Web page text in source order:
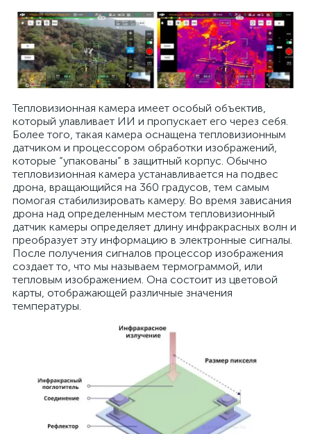
Тепловизионная камера имеет особый объектив,
который улавливает ИИ и пропускает его через себя.
Более того, такая камера оснащена тепловизионным
датчиком и процессором обработки изображений,
которые “упакованы” в защитный корпус. Обычно
тепловизионная камера устанавливается на подвес
дрона, вращающийся на 360 градусов, тем самым
помогая стабилизировать камеру. Во время зависания
дрона над определенным местом тепловизионный
датчик камеры определяет длину инфракрасных волн и
преобразует эту информацию в электронные сигналы.
После получения сигналов процессор изображения
создает то, что мы называем термограммой, или
тепловым изображением. Она состоит из цветовой
карты, отображающей различные значения
температуры.